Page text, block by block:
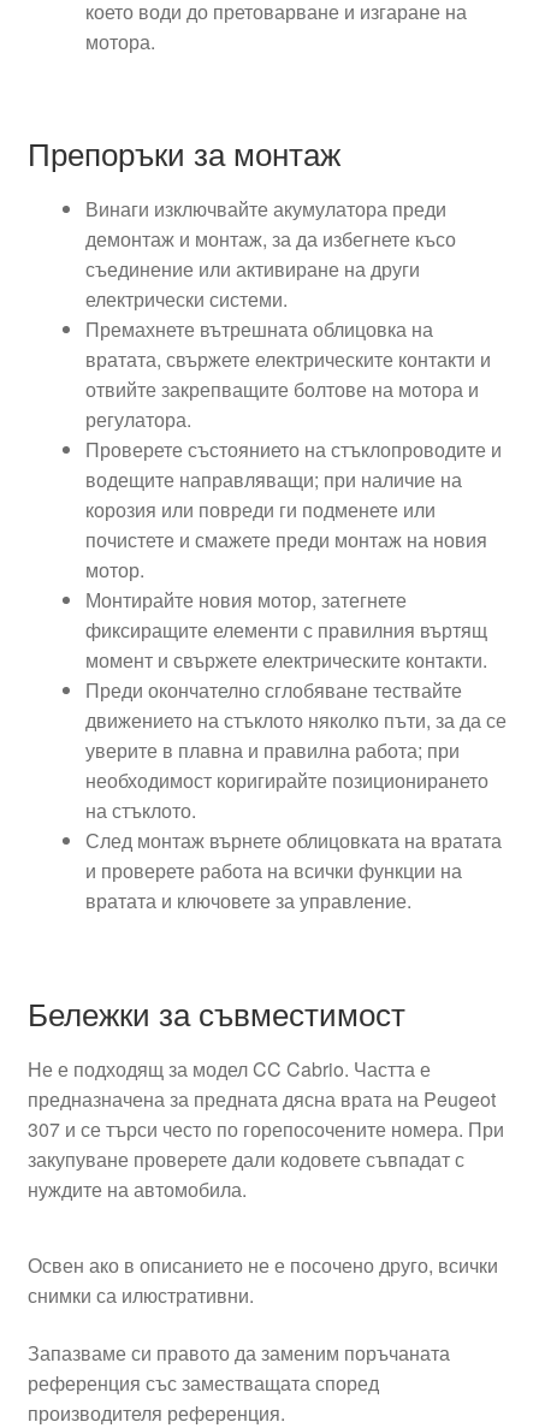
което води до претоварване и изгаране на
мотора.
Препоръки за монтаж
Винаги изключвайте акумулатора преди
демонтаж и монтаж, за да избегнете късо
съединение или активиране на други
електрически системи.
Премахнете вътрешната облицовка на
вратата, свържете електрическите контакти и
отвийте закрепващите болтове на мотора и
регулатора.
Проверете състоянието на стъклопроводите и
водещите направляващи; при наличие на
корозия или повреди ги подменете или
почистете и смажете преди монтаж на новия
мотор.
Монтирайте новия мотор, затегнете
фиксиращите елементи с правилния въртящ
момент и свържете електрическите контакти.
Преди окончателно сглобяване тествайте
движението на стъклото няколко пъти, за да се
уверите в плавна и правилна работа; при
необходимост коригирайте позиционирането
на стъклото.
След монтаж върнете облицовката на вратата
и проверете работа на всички функции на
вратата и ключовете за управление.
Бележки за съвместимост
Не е подходящ за модел CC Cabrio. Частта е
предназначена за предната дясна врата на Peugeot
307 и се търси често по горепосочените номера. При
закупуване проверете дали кодовете съвпадат с
нуждите на автомобила.
Освен ако в описанието не е посочено друго, всички
снимки са илюстративни.
Запазваме си правото да заменим поръчаната
референция със заместващата според
производителя референция.